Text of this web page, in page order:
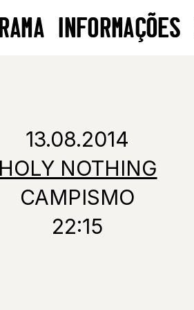
INFORMAÇÕES
13.08.2014
NOTHING
CAMPISMO
22:15